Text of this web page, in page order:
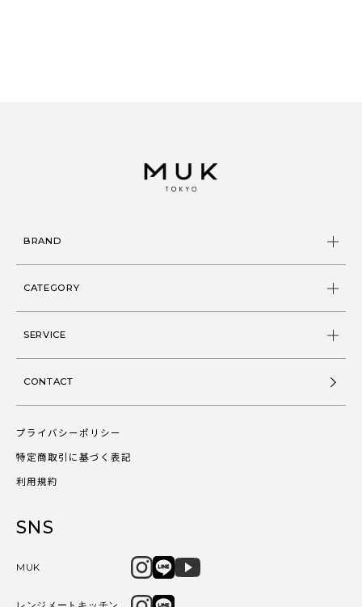
BRAND
CATEGORY
SERVICE
CONTACT
プライバシーポリシー
特定商取引に基づく表記
利用規約
SNS
MUK